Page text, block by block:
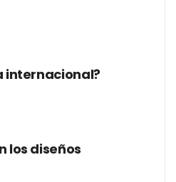
internacional?
los diseños